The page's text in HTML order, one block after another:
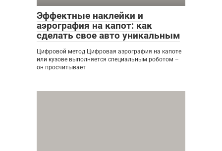
Эффектные наклейки и
аэрография на капот: как
сделать свое авто уникальным
Цифровой метод Цифровая аэрография на капоте
или кузове выполняется специальным роботом –
он просчитывает